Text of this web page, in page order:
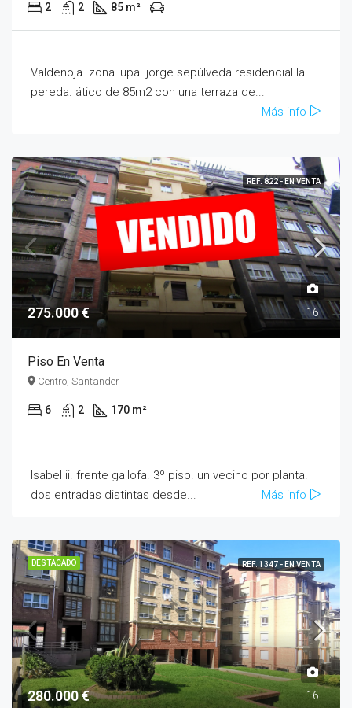
2 2 85 m²
Valdenoja. zona lupa. jorge sepúlveda.residencial la
pereda. ático de 85m2 con una terraza de...
Más info
REF. 822 - EN VENTA
275.000 € 16
Piso En Venta
Centro, Santander
6 2 170 m²
Isabel ii. frente gallofa. 3º piso. un vecino por planta.
dos entradas distintas desde...
Más info
DESTACADO REF. 1347 - EN VENTA
280.000 € 16